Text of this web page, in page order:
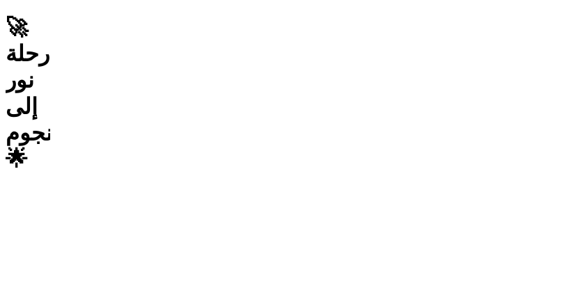
🚀
رحلة
نور
إلى
النجوم
🌟